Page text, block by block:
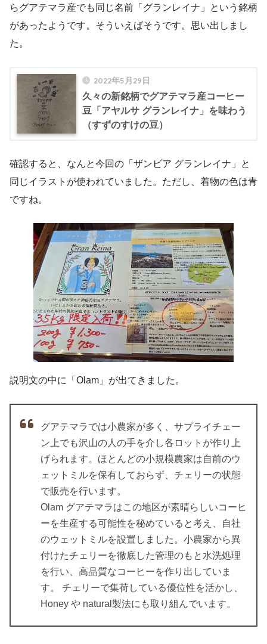
らグアテマラ産でも同じ名前「グランレイナ」という銘柄
があったようです。そういえばそうです。思い出しまし
た。
2022年5月29日
久々の新銘柄でグアテマラ産コーヒー
豆「アヤルサ グランレイナ」を味わう
（すずのすけの豆）
確認すると、なんと今回の「ザンビア グランレイナ」と
同じイラストが使われていました。ただし、着物の色は青
ですね。
説明文の中に「Olam」が出てきました。
グアテマラでは小農家が多く、サプライチェー
ン上でも沢山の人の手を介し各ロットが作り上
げられます。ほとんどの小規模農家は自前のウ
ェットミルを保有しておらず、チェリーの状態
で販売を行います。
Olam グアテマラはこの地区が素晴らしいコーヒ
ーを生産する可能性を秘めていると考え、自社
のウェットミルを設置しました。小農家から異
付けたチェリーを徹底した管理のもと水洗処理
を行い、高品質なコーヒーを作り出していま
す。 チェリーで集荷している優位性を活かし、
Honey や natural製法にも取り組んでいます。